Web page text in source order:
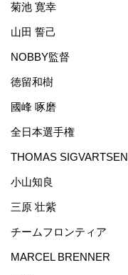
菊池 寛幸
山田 誓己
NOBBY監督
徳留和樹
國峰 啄磨
全日本選手権
THOMAS SIGVARTSEN
小山知良
三原 壮紫
チームフロンティア
MARCEL BRENNER